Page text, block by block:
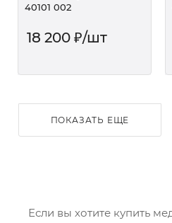
40101 002
18 200 ₽/шт
ПОКАЗАТЬ ЕЩЕ
Если вы хотите купить